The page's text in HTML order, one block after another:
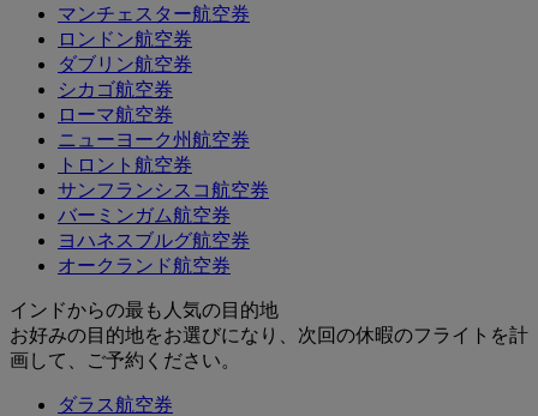
マンチェスター航空券
ロンドン航空券
ダブリン航空券
シカゴ航空券
ローマ航空券
ニューヨーク州航空券
トロント航空券
サンフランシスコ航空券
バーミンガム航空券
ヨハネスブルグ航空券
オークランド航空券
インドからの最も人気の目的地
お好みの目的地をお選びになり、次回の休暇のフライトを計
画して、ご予約ください。
ダラス航空券